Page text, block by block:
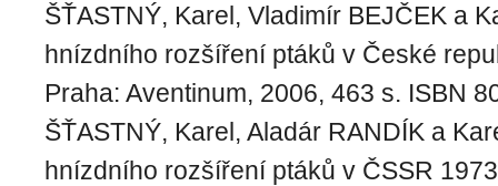
ŠŤASTNÝ, Karel, Vladimír BEJČEK a
hnízdního rozšíření ptáků v České
Praha: Aventinum, 2006, 463 s. ISBN
ŠŤASTNÝ, Karel, Aladár RANDÍK a
hnízdního rozšíření ptáků v ČSSR